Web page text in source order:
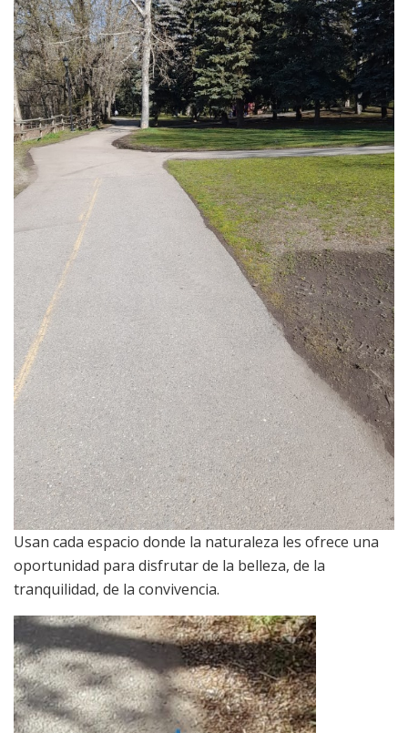
Usan cada espacio donde la naturaleza les ofrece una
oportunidad para disfrutar de la belleza, de la
tranquilidad, de la convivencia.